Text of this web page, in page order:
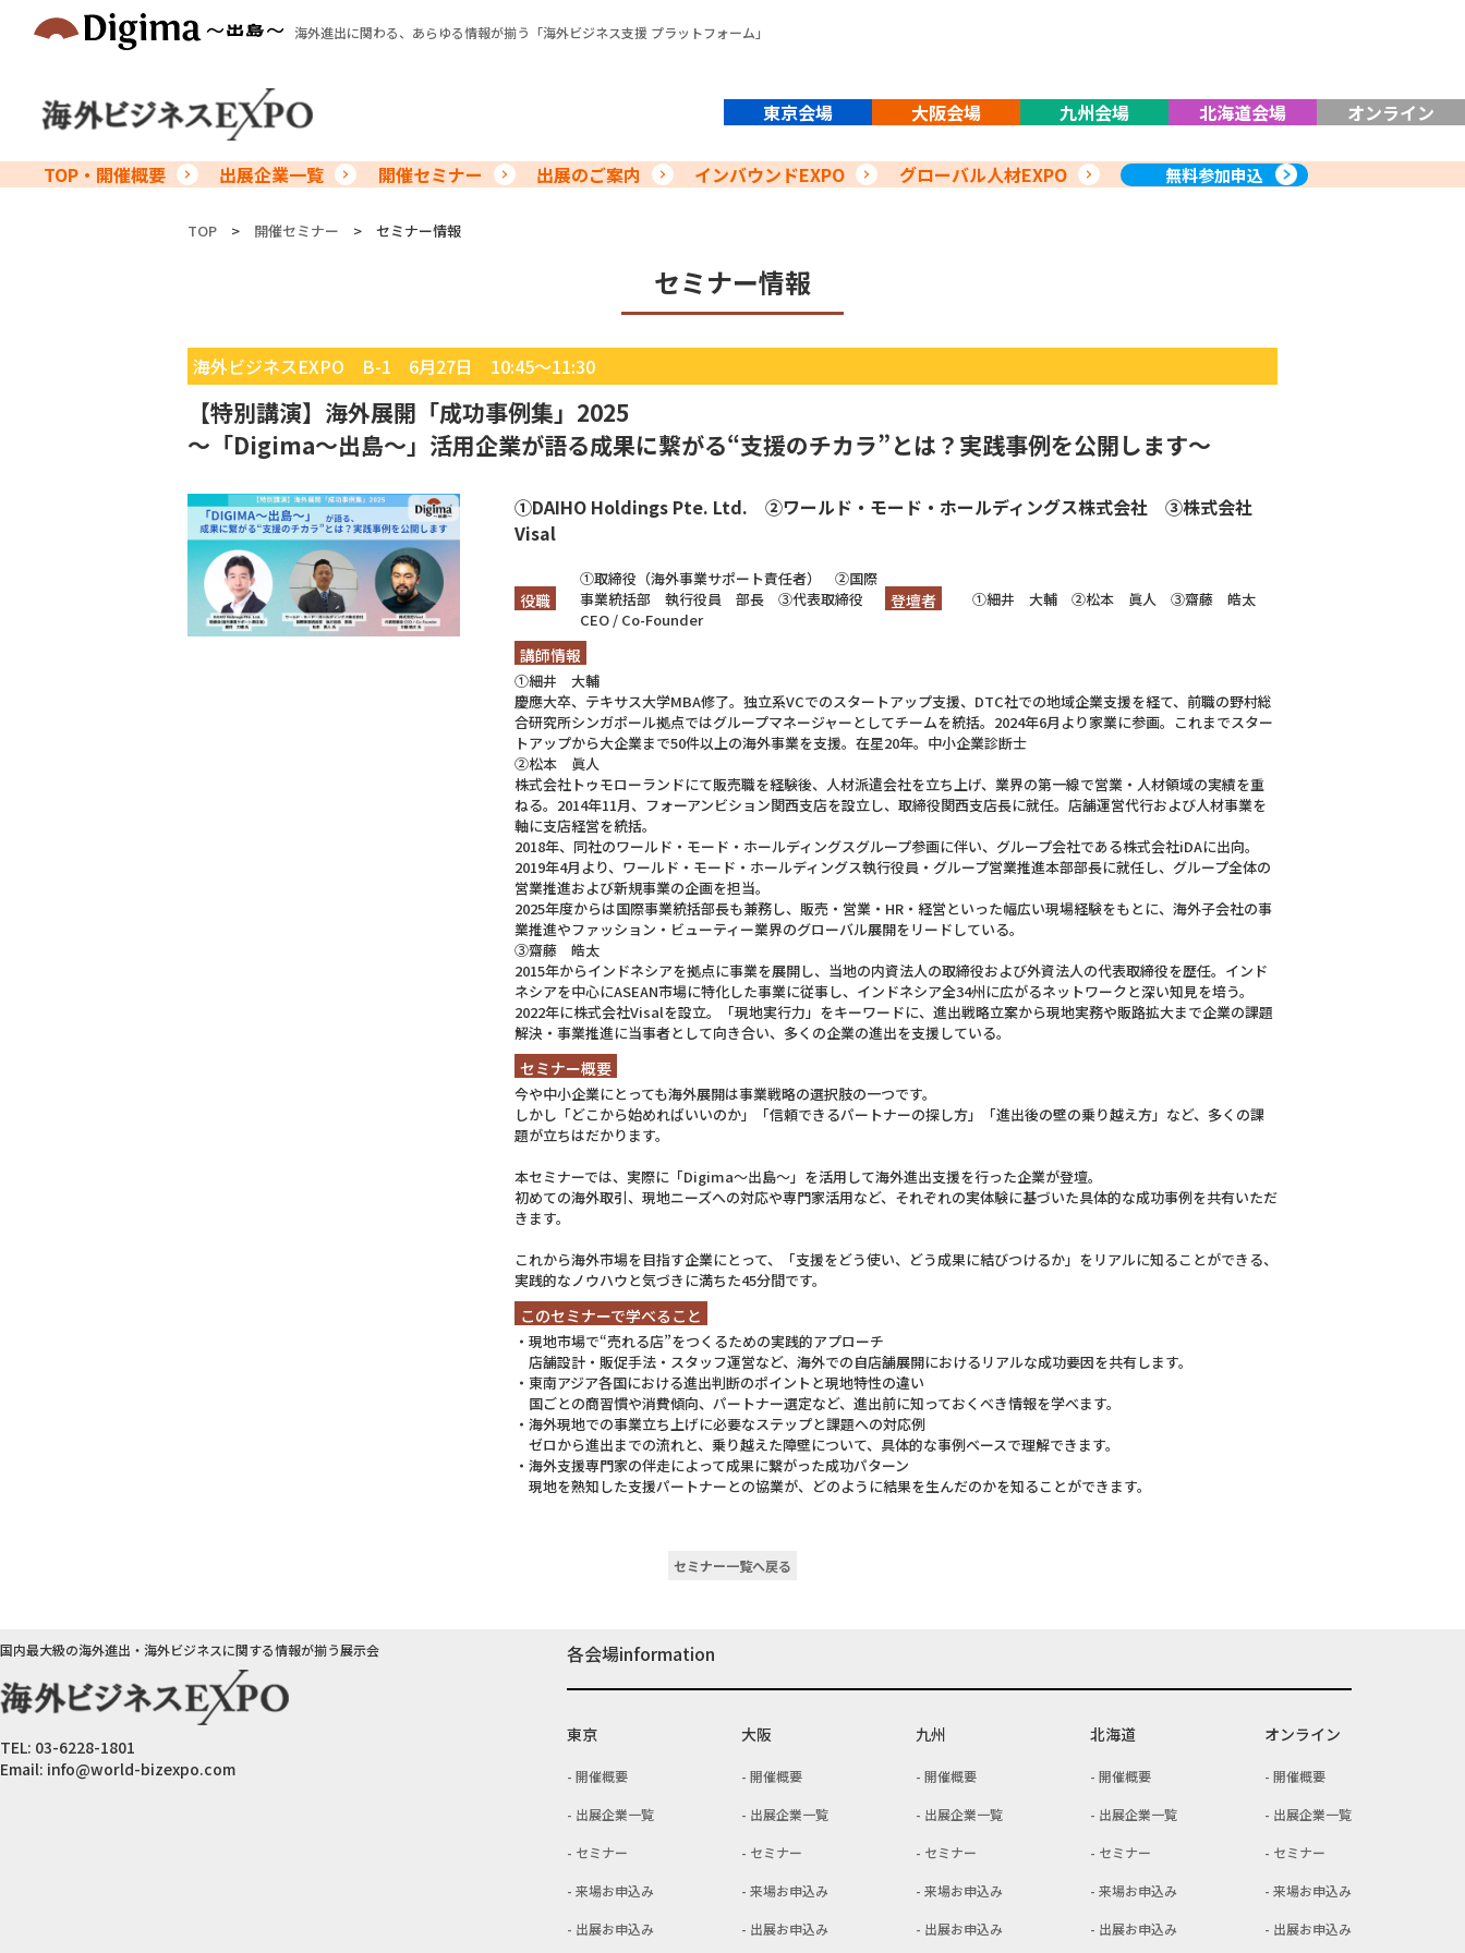
海外進出に関わる、あらゆる情報が揃う「海外ビジネス支援 プラットフォーム 」
東京会場 大阪会場 九州会場 北海道会場 オンライン
TOP・開催概要 出展企業一覧 開催セミナー 出展のご案内 インバウンドEXPO グローバル人材EXPO 無料参加申込
TOP > 開催セミナー > セミナー情報
セミナー情報
海外ビジネスEXPO B-1 6月27日 10:45～11:30
【特別講演】海外展開「成功事例集」2025
～「Digima〜出島〜」活用企業が語る成果に繋がる“支援のチカラ”とは？実践事例を公開します～
①DAIHO Holdings Pte. Ltd. ②ワールド・モード・ホールディングス株式会社 ③株式会社
Visal
役職
①取締役（海外事業サポート責任者） ②国際
事業統括部 執行役員 部長 ③代表取締役
CEO / Co-Founder
登壇者 ①細井 大輔 ②松本 眞人 ③齋藤 皓太
講師情報
①細井 大輔
慶應大卒、テキサス大学MBA修了。独立系VCでのスタートアップ支援、DTC社での地域企業支援を経て、前職の野村総
合研究所シンガポール拠点ではグループマネージャーとしてチームを統括。2024年6月より家業に参画。これまでスター
トアップから大企業まで50件以上の海外事業を支援。在星20年。中小企業診断士
②松本 眞人
株式会社トゥモローランドにて販売職を経験後、人材派遣会社を立ち上げ、業界の第一線で営業・人材領域の実績を重
ねる。2014年11月、フォーアンビション関西支店を設立し、取締役関西支店長に就任。店舗運営代行および人材事業を
軸に支店経営を統括。
2018年、同社のワールド・モード・ホールディングスグループ参画に伴い、グループ会社である株式会社iDAに出向。
2019年4月より、ワールド・モード・ホールディングス執行役員・グループ営業推進本部部長に就任し、グループ全体の
営業推進および新規事業の企画を担当。
2025年度からは国際事業統括部長も兼務し、販売・営業・HR・経営といった幅広い現場経験をもとに、海外子会社の事
業推進やファッション・ビューティー業界のグローバル展開をリードしている。
③齋藤 皓太
2015年からインドネシアを拠点に事業を展開し、当地の内資法人の取締役および外資法人の代表取締役を歴任。インド
ネシアを中心にASEAN市場に特化した事業に従事し、インドネシア全34州に広がるネットワークと深い知見を培う。
2022年に株式会社Visalを設立。「現地実行力」をキーワードに、進出戦略立案から現地実務や販路拡大まで企業の課題
解決・事業推進に当事者として向き合い、多くの企業の進出を支援している。
セミナー概要
今や中小企業にとっても海外展開は事業戦略の選択肢の一つです。
しかし「どこから始めればいいのか」「信頼できるパートナーの探し方」「進出後の壁の乗り越え方」など、多くの課
題が立ちはだかります。
本セミナーでは、実際に「Digima〜出島〜」を活用して海外進出支援を行った企業が登壇。
初めての海外取引、現地ニーズへの対応や専門家活用など、それぞれの実体験に基づいた具体的な成功事例を共有いただ
きます。
これから海外市場を目指す企業にとって、「支援をどう使い、どう成果に結びつけるか」をリアルに知ることができる、
実践的なノウハウと気づきに満ちた45分間です。
このセミナーで学べること
・現地市場で“売れる店”をつくるための実践的アプローチ
店舗設計・販促手法・スタッフ運営など、海外での自店舗展開におけるリアルな成功要因を共有します。
・東南アジア各国における進出判断のポイントと現地特性の違い
国ごとの商習慣や消費傾向、パートナー選定など、進出前に知っておくべき情報を学べます。
・海外現地での事業立ち上げに必要なステップと課題への対応例
ゼロから進出までの流れと、乗り越えた障壁について、具体的な事例ベースで理解できます。
・海外支援専門家の伴走によって成果に繋がった成功パターン
現地を熟知した支援パートナーとの協業が、どのように結果を生んだのかを知ることができます。
セミナー一覧へ戻る
国内最大級の海外進出・海外ビジネスに関する情報が揃う展示会
TEL: 03-6228-1801
Email: info@world-bizexpo.com
各会場information
東京
開催概要
出展企業一覧
セミナー
来場お申込み
出展お申込み
大阪
開催概要
出展企業一覧
セミナー
来場お申込み
出展お申込み
九州
開催概要
出展企業一覧
セミナー
来場お申込み
出展お申込み
北海道
開催概要
出展企業一覧
セミナー
来場お申込み
出展お申込み
オンライン
開催概要
出展企業一覧
セミナー
来場お申込み
出展お申込み